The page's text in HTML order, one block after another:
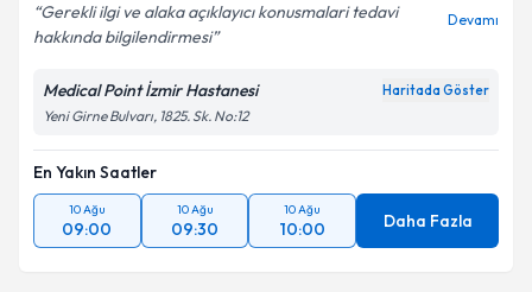
Kişisel verilerimin işlenmesine ilişkin
Metni
kapsamda işlenmesini kabul ediyorum.
Gerekli ilgi ve alaka açıklayıcı konusmalari tedavi
hakkında bilgilendirmesi
Devamı
Medical Point İzmir Hastanesi Haritada Göster
Yeni Girne Bulvarı, 1825. Sk. No:12
En Yakın Saatler
10 Ağu
09:00
10 Ağu
09:30
10 Ağu
10:00 Daha Fazla